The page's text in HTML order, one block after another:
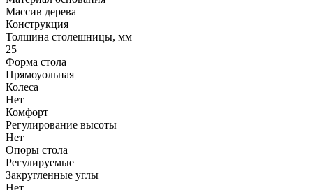
Массив дерева
Конструкция
Толщина столешницы, мм
25
Форма стола
Прямоуольная
Колеса
Нет
Комфорт
Регулирование высоты
Нет
Опоры стола
Регулируемые
Закругленные углы
Нет